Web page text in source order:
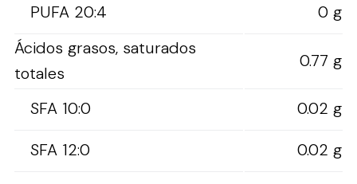
PUFA 20:4
0 g
Ácidos grasos, saturados
totales
0.77 g
SFA 10:0
0.02 g
SFA 12:0
0.02 g